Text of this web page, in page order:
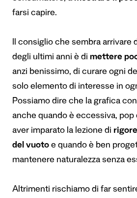
farsi capire.
Il consiglio che sembra arrivare
degli ultimi anni è di mettere
anzi benissimo, di curare ogni
solo elemento di interesse in
Possiamo dire che la grafica
anche quando è eccessiva, pop
aver imparato la lezione di
del vuoto e quando è ben
mantenere naturalezza senza
Altrimenti rischiamo di far